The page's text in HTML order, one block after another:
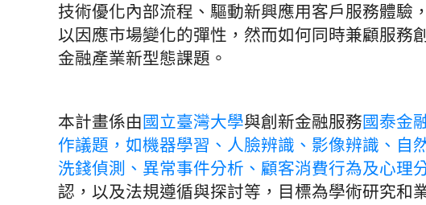
技術優化內部流程、驅動新興應用客戶服務體驗
以因應市場變化的彈性，然而如何同時兼顧服務
金融產業新型態課題。
本計畫係由 國立臺灣大學與創新金融服務國泰金
作議題，如機器學習、人臉辨識、影像辨識、自
洗錢偵測、異常事件分析、顧客消費行為及心理
認，以及法規遵循與探討等，目標為學術研究和